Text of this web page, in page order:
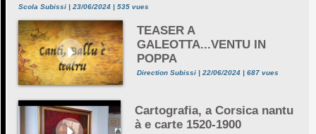
Scola Subissi | 23/06/2024 | 535 vues
TEASER A
GALEOTTA...VENTU IN
POPPA
Direction Subissi | 22/06/2024 | 687 vues
Cartografia, a Corsica nantu
à e carte 1520-1900